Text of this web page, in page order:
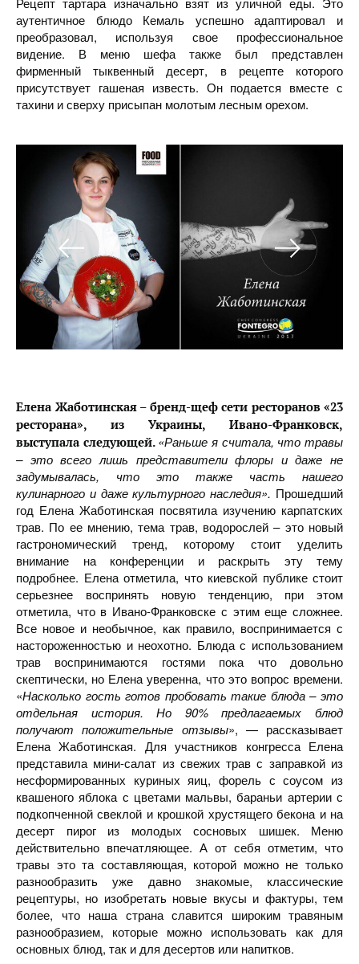
аутентичное блюдо Кемаль успешно адаптировал и
преобразовал, используя свое профессиональное
видение. В меню шефа также был представлен
фирменный тыквенный десерт, в рецепте которого
присутствует гашеная известь. Он подается вместе с
тахини и сверху присыпан молотым лесным орехом.
Елена Жаботинская – бренд-щеф сети ресторанов «23
ресторана», из Украины, Ивано-Франковск,
выступала следующей. «Раньше я считала, что травы
– это всего лишь представители флоры и даже не
задумывалась, что это также часть нашего
кулинарного и даже культурного наследия». Прошедший
год Елена Жаботинская посвятила изучению карпатских
трав. По ее мнению, тема трав, водорослей – это новый
гастрономический тренд, которому стоит уделить
внимание на конференции и раскрыть эту тему
подробнее. Елена отметила, что киевской публике стоит
серьезнее воспринять новую тенденцию, при этом
отметила, что в Ивано-Франковске с этим еще сложнее.
Все новое и необычное, как правило, воспринимается с
настороженностью и неохотно. Блюда с использованием
трав воспринимаются гостями пока что довольно
скептически, но Елена уверенна, что это вопрос времени.
«Насколько гость готов пробовать такие блюда – это
отдельная история. Но 90% предлагаемых блюд
получают положительные отзывы», — рассказывает
Елена Жаботинская. Для участников конгресса Елена
представила мини-салат из свежих трав с заправкой из
несформированных куриных яиц, форель с соусом из
квашеного яблока с цветами мальвы, бараньи артерии с
подкопченной свеклой и крошкой хрустящего бекона и на
десерт пирог из молодых сосновых шишек. Меню
действительно впечатляющее. А от себя отметим, что
травы это та составляющая, которой можно не только
разнообразить уже давно знакомые, классические
рецептуры, но изобретать новые вкусы и фактуры, тем
более, что наша страна славится широким травяным
разнообразием, которые можно использовать как для
основных блюд, так и для десертов или напитков.